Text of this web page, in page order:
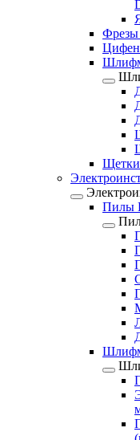
Фрезы
Щетки
Пилы